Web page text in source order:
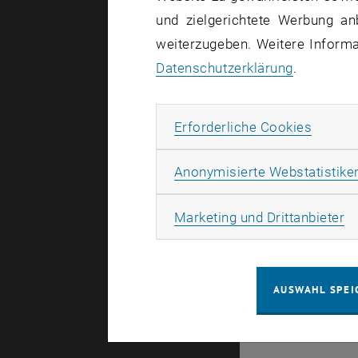
Es gibt
© TU Wien#
49877
und zielgerichtete Werbung
weiterzugeben. Weitere
Datenschutzerklärung.
Erforderliche Cookies
Anonymisierte
Marketing und Drittanbieter
AUSWAHL